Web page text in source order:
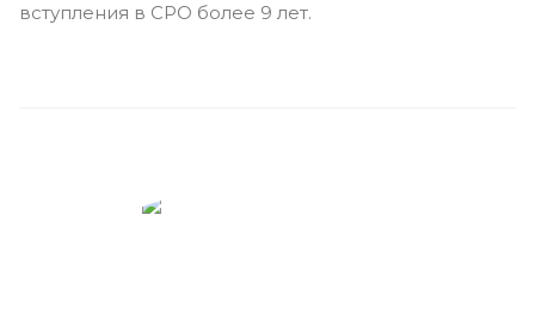
вступления в СРО более 9 лет.